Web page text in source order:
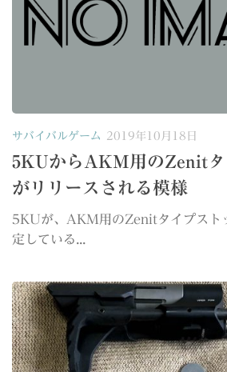
サバイバルゲーム 2019年10月18日
5KUからAKM用のZenitタ
がリリースされる模様
5KUが、AKM用のZenitタイプスト
定している...